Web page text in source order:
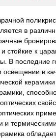
в
и стойкие к
В последние
освещении в
и